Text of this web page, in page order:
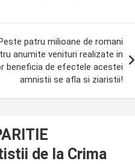
patru milioane de romani
anumite venituri realizate in
beneficia de efectele acestei
amnistii se afla si ziaristii!
de la Crima